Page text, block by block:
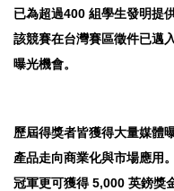
已為超過400 組學生發明提
該競賽在台灣賽區徵件已邁
曝光機會。
歷屆得獎者皆獲得大量媒體
產品走向商業化與市場應用
冠軍更可獲得 5,000 英鎊獎